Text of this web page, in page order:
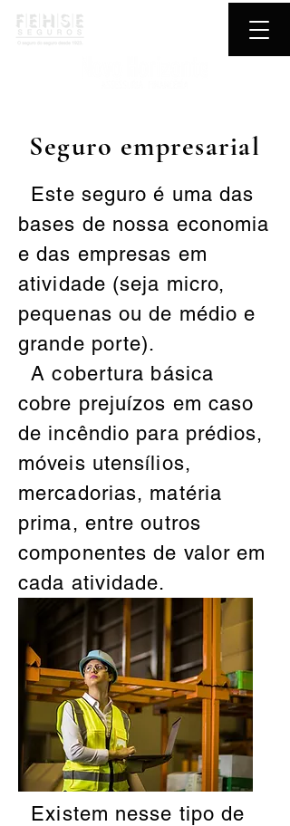
Seguro empresarial
Este seguro é uma das
bases de nossa economia
e das empresas em
atividade (seja micro,
pequenas ou de médio e
grande porte).
A cobertura básica
cobre prejuízos em caso
de incêndio para prédios,
móveis utensílios,
mercadorias, matéria
prima, entre outros
componentes de valor em
cada atividade.
Existem nesse tipo de